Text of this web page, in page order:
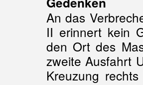
An das
II erinnert kein
den Ort des
zweite Ausfahrt
Kreuzung